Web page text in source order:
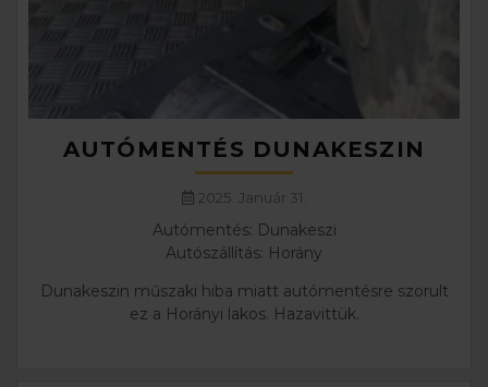
AUTÓMENTÉS DUNAKESZIN
2025. Január 31.
Autómentés: Dunakeszi
Autószállítás: Horány
Dunakeszin műszaki hiba miatt autómentésre szorult
ez a Horányi lakos. Hazavittük.